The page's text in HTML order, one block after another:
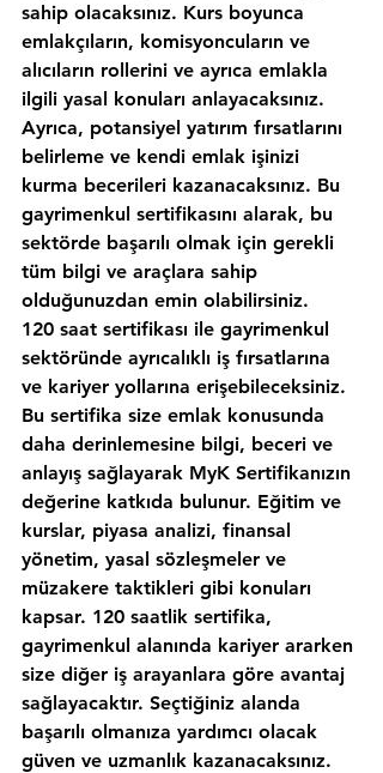
sahip olacaksınız. Kurs boyunca
emlakçıların, komisyoncuların ve
alıcıların rollerini ve ayrıca emlakla
ilgili yasal konuları anlayacaksınız.
Ayrıca, potansiyel yatırım fırsatlarını
belirleme ve kendi emlak işinizi
kurma becerileri kazanacaksınız. Bu
gayrimenkul sertifikasını alarak, bu
sektörde başarılı olmak için gerekli
tüm bilgi ve araçlara sahip
olduğunuzdan emin olabilirsiniz.
120 saat sertifikası ile gayrimenkul
sektöründe ayrıcalıklı iş fırsatlarına
ve kariyer yollarına erişebileceksiniz.
Bu sertifika size emlak konusunda
daha derinlemesine bilgi, beceri ve
anlayış sağlayarak MyK Sertifikanızın
değerine katkıda bulunur. Eğitim ve
kurslar, piyasa analizi, finansal
yönetim, yasal sözleşmeler ve
müzakere taktikleri gibi konuları
kapsar. 120 saatlik sertifika,
gayrimenkul alanında kariyer ararken
size diğer iş arayanlara göre avantaj
sağlayacaktır. Seçtiğiniz alanda
başarılı olmanıza yardımcı olacak
güven ve uzmanlık kazanacaksınız.